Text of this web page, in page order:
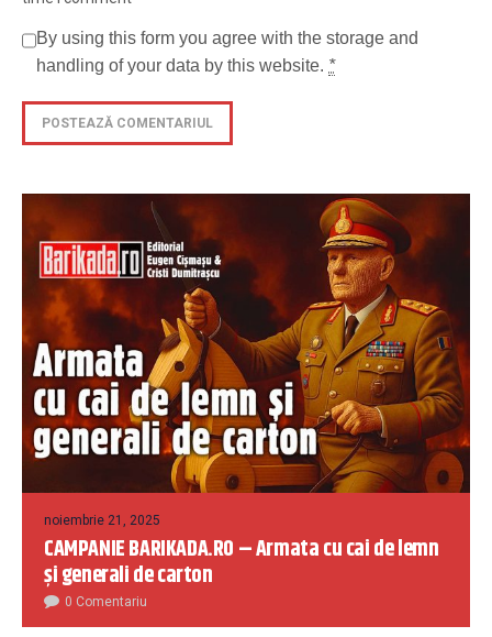
By using this form you agree with the storage and
handling of your data by this website. *
noiembrie 21, 2025
CAMPANIE BARIKADA.RO – Armata cu cai de lemn
și generali de carton
0 Comentariu